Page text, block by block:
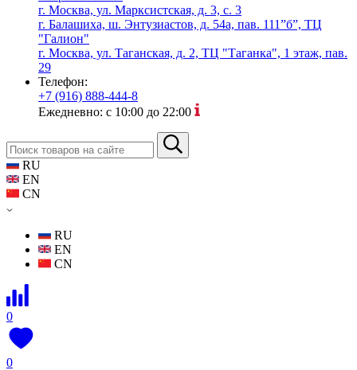
г. Москва, ул. Марксистская, д. 3, с. 3
г. Балашиха, ш. Энтузиастов, д. 54а, пав. 111”б”, ТЦ
"Галион"
г. Москва, ул. Таганская, д. 2, ТЦ "Таганка", 1 этаж, пав.
29
Телефон:
+7 (916) 888-444-8
Ежедневно: с 10:00 до 22:00
RU
EN
CN
RU
EN
CN
0
0